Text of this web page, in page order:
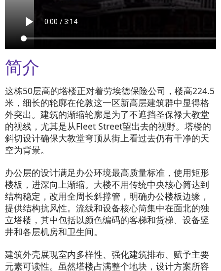
简介
这栋50层高的塔楼正对着劳埃德保险公司，楼高224.5
米，细长的轮廓在伦敦这一区新高层建筑群中显得格
外突出。建筑的渐缩轮廓是为了不遮挡圣保禄大教堂
的视线，尤其是从Fleet Street望出去的视野。塔楼的
斜切设计确保大教堂穹顶从街上看过去仍有干净的天
空为背景。
办公层的设计满足办公环境最高质量标准，使用矩形
楼板，进深向上渐缩。大楼不用传统中央核心筒达到
结构稳定，改用全周长斜撑管，明确办公楼板边缘，
提供结构抗风性。流线和设备核心筒集中在面北的独
立塔楼，其中包括以颜色编码的客梯和货梯、设备竖
井和各层机房和卫生间。
建筑外壳展现室内多样性、强化建筑排布、赋予主要
元素可读性。虽然塔楼占满整个地块，设计方案所容